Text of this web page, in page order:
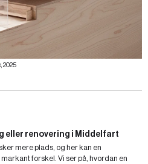
2025
eller renovering i Middelfart
mere plads, og her kan en
forskel. Vi ser på, hvordan en